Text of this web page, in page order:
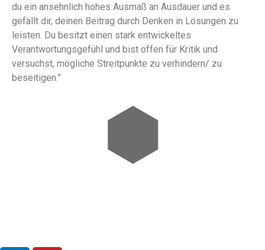
du ein ansehnlich hohes Ausmaß an Ausdauer und es
gefällt dir, deinen Beitrag durch Denken in Lösungen zu
leisten. Du besitzt einen stark entwickeltes
Verantwortungsgefühl und bist offen für Kritik und
versuchst, mögliche Streitpunkte zu verhindern/ zu
beseitigen.”